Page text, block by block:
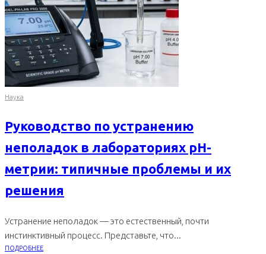
Наука
Руководство по устранению
неполадок в лабораториях pH-
метрии: типичные проблемы и их
решения
Устранение неполадок — это естественный, почти
инстинктивный процесс. Представьте, что...
ПОДРОБНЕЕ